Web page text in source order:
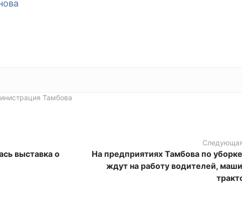
Тамбова
выставка о
На предприятиях Тамбова по
ждут на работу водителей,